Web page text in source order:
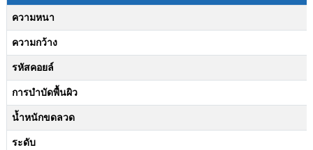
ความหนา
ความกว้าง
รหัสคอยล์
การบำบัดพื้นผิว
น้ำหนักขดลวด
ระดับ